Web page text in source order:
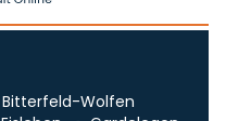
Bitterfeld-Wolfen